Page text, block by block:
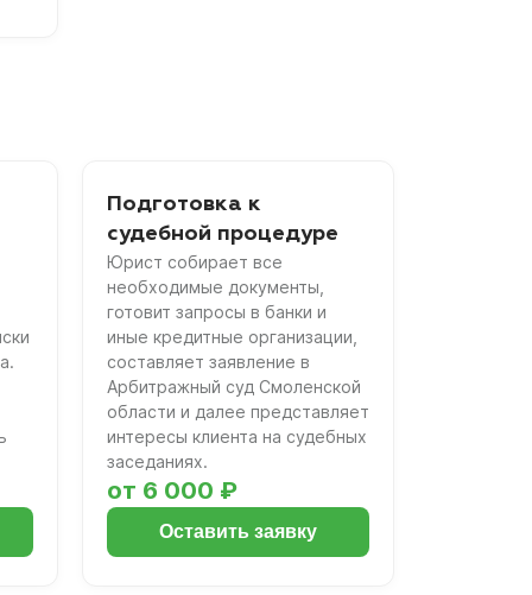
Подготовка к
судебной процедуре
Юрист собирает все
необходимые документы,
готовит запросы в банки и
иные кредитные организации,
составляет заявление в
Арбитражный суд Смоленской
области и далее представляет
интересы клиента на судебных
заседаниях.
от 6 000 ₽
Оставить заявку